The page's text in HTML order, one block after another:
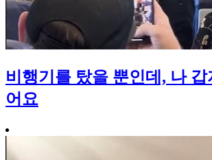
비행기를 탔을 뿐인데, 나 갑
어요